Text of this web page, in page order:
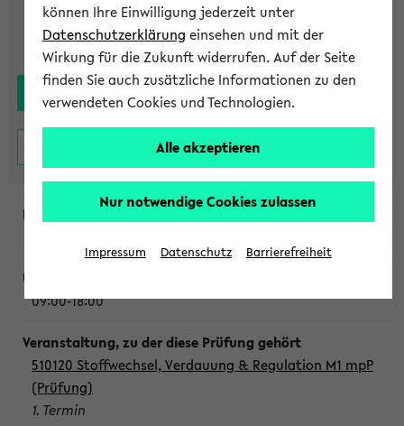
09:00-18:00
510120 Stoffwechsel, Verdauung & Regulation M1 mpP
(Prüfung)
1. Termin
können Ihre Einwilligung jederzeit unter
Datenschutzerklärung einsehen und mit der
Wirkung für die Zukunft widerrufen. Auf der Seite
finden Sie auch zusätzliche Informationen zu den
verwendeten Cookies und Technologien.
Alle akzeptieren
Nur notwendige Cookies zulassen
Impressum Datenschutz Barrierefreiheit